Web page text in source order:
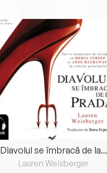
Diavolul se îmbracă de la...
Lauren Weisberger